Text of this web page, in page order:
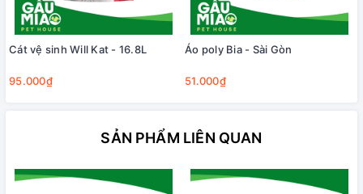
Cát vệ sinh Will Kat - 16.8L
95.000₫
Áo poly Bia - Sài Gòn
51.000₫
SẢN PHẨM LIÊN QUAN